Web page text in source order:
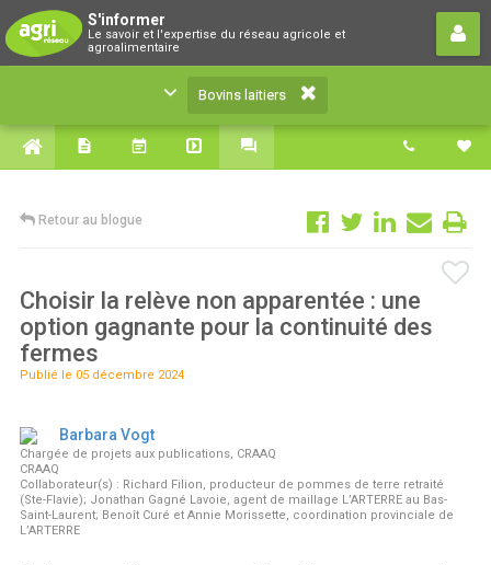
S'informer
Le savoir et l'expertise du réseau agricole et
agroalimentaire
Bovins laitiers
Le savoir et l'expertise du réseau agricole et
agroalimentaire
Bovins laitiers
Retour au blogue
Choisir la relève non apparentée : une
option gagnante pour la continuité des
fermes
Publié le 05 décembre 2024
Barbara Vogt
Chargée de projets aux publications, CRAAQ
CRAAQ
Collaborateur(s) : Richard Filion, producteur de pommes de terre retraité
(Ste-Flavie); Jonathan Gagné Lavoie, agent de maillage L’ARTERRE au Bas-
Saint-Laurent; Benoît Curé et Annie Morissette, coordination provinciale de
L’ARTERRE